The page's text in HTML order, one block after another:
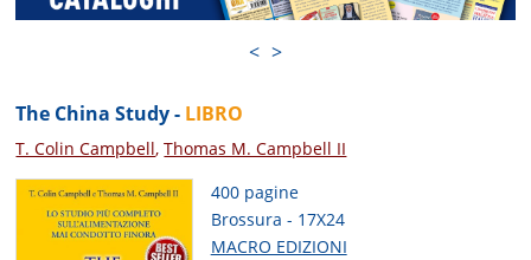
< >
The China Study - LIBRO
T. Colin Campbell,Thomas M. Campbell II
400 pagine
Brossura - 17X24
MACRO EDIZIONI